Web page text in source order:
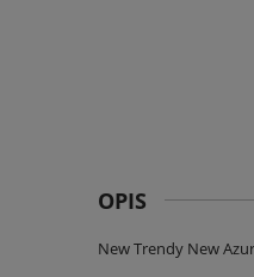
OPIS
New Trendy New